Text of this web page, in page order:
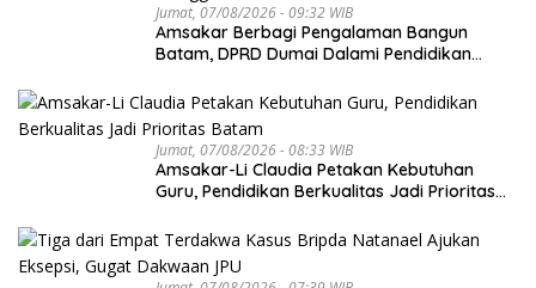
Jumat, 07/08/2026 - 09:32 WIB
Amsakar Berbagi Pengalaman Bangun
Batam, DPRD Dumai Dalami Pendidikan
Jumat, 07/08/2026 - 08:33 WIB
Amsakar-Li Claudia Petakan Kebutuhan
Guru, Pendidikan Berkualitas Jadi Prioritas